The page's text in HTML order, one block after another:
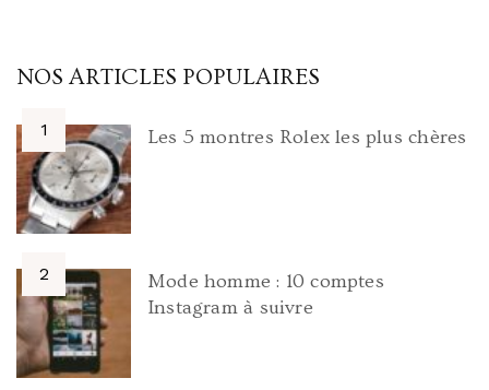
NOS ARTICLES POPULAIRES
Les 5 montres Rolex les plus chères
Mode homme : 10 comptes
Instagram à suivre